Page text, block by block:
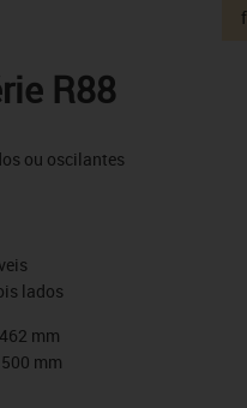
R88
ou oscilantes
lados
mm
mm